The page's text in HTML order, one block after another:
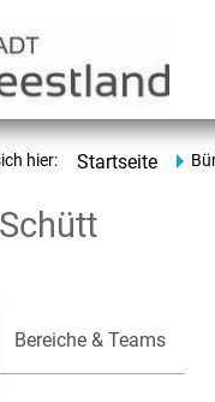
hier: Startseite
Bereiche & Teams